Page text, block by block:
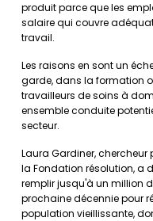
produit parce que les
salaire qui couvre
travail.
Les raisons en sont un
garde, dans la formation
travailleurs de soins à
ensemble conduite
secteur.
Laura Gardiner,
la Fondation résolution, a
remplir jusqu'à un million
prochaine décennie pour
population vieillissante,